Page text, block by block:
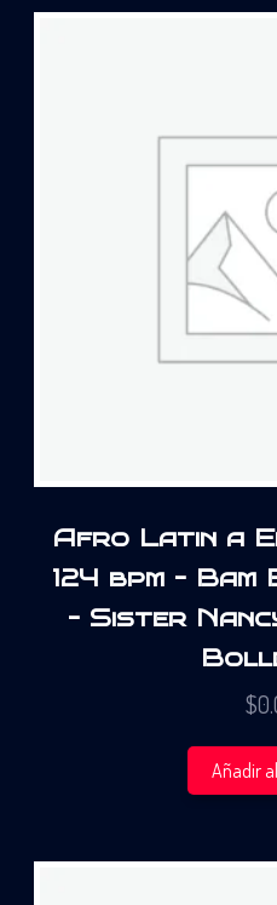
Afro Latin a
124 bpm –
– Sister
$
Añadir